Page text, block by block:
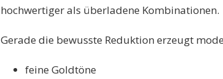
hochwertiger als überladene Kombinationen.
Gerade die bewusste Reduktion erzeugt
feine Goldtöne